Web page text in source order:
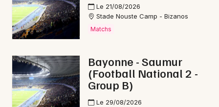
Le 21/08/2026
Stade Nouste Camp - Bizanos
Matchs
Bayonne - Saumur
(Football National 2 -
Group B)
Le 29/08/2026